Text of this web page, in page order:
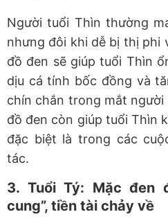
Người tuổi Thìn thường
nhưng đôi khi dễ bị thị phi
đồ đen sẽ giúp tuổi Thìn
dịu cá tính bốc đồng và
chín chắn trong mắt người
đồ đen còn giúp tuổi Thìn
đặc biệt là trong các
tác.
3. Tuổi Tý: Mặc đen
cung”, tiền tài chảy về